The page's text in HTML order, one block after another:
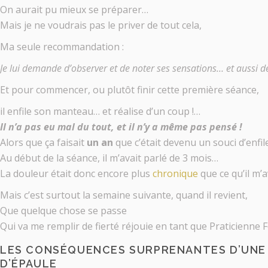
On aurait pu mieux se préparer…
Mais je ne voudrais pas le priver de tout cela,
Ma seule recommandation :
Je lui demande d’observer et de noter ses sensations… et aussi
Et pour commencer, ou plutôt finir cette première séance,
il enfile son manteau… et réalise d’un coup !…
Il n’a pas eu mal du tout, et il n’y a même pas pensé !
Alors que ça faisait un an que c’était devenu un souci
Au début de la séance, il m’avait parlé de 3 mois…
La douleur était donc encore plus chronique que ce qu’il
Mais c’est surtout la semaine suivante, quand il revient,
Que quelque chose se passe
Qui va me remplir de fierté réjouie en tant que Praticienne
LES CONSÉQUENCES SURPRENANTES
D’ÉPAULE